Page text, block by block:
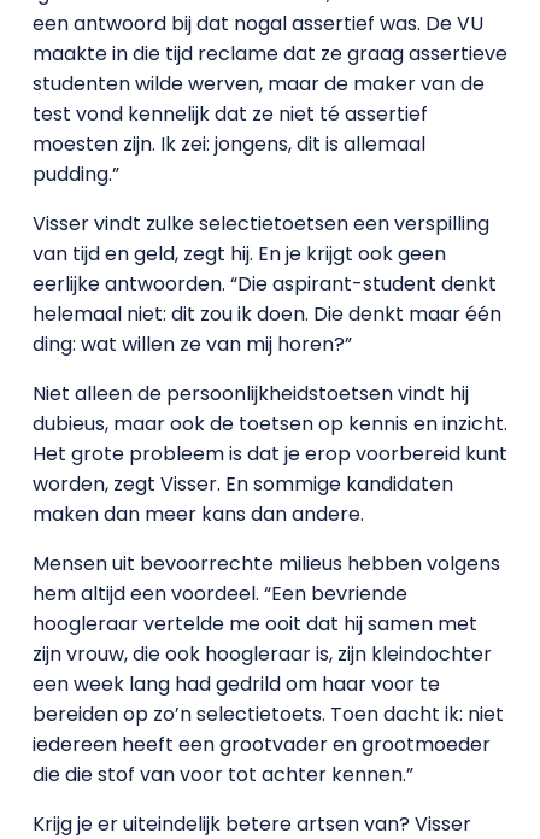
een antwoord bij dat nogal assertief was. De VU
maakte in die tijd reclame dat ze graag assertieve
studenten wilde werven, maar de maker van de
test vond kennelijk dat ze niet té assertief
moesten zijn. Ik zei: jongens, dit is allemaal
pudding.”
Visser vindt zulke selectietoetsen een verspilling
van tijd en geld, zegt hij. En je krijgt ook geen
eerlijke antwoorden. “Die aspirant-student denkt
helemaal niet: dit zou ik doen. Die denkt maar één
ding: wat willen ze van mij horen?”
Niet alleen de persoonlijkheidstoetsen vindt hij
dubieus, maar ook de toetsen op kennis en inzicht.
Het grote probleem is dat je erop voorbereid kunt
worden, zegt Visser. En sommige kandidaten
maken dan meer kans dan andere.
Mensen uit bevoorrechte milieus hebben volgens
hem altijd een voordeel. “Een bevriende
hoogleraar vertelde me ooit dat hij samen met
zijn vrouw, die ook hoogleraar is, zijn kleindochter
een week lang had gedrild om haar voor te
bereiden op zo’n selectietoets. Toen dacht ik: niet
iedereen heeft een grootvader en grootmoeder
die die stof van voor tot achter kennen.”
Krijg je er uiteindelijk betere artsen van? Visser